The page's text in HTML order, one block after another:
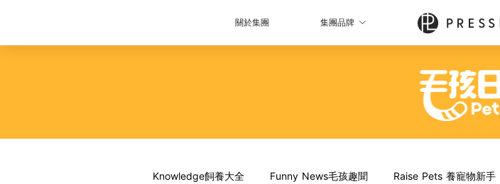
關於集團 集團品牌
Knowledge飼養大全 Funny News毛孩趣聞 Raise Pets 養寵物新手